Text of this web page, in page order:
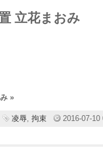
立花まおみ
»
凌辱, 拘束 2016-07-10